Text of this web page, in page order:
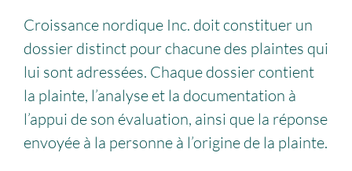
Croissance nordique Inc. doit constituer un
dossier distinct pour chacune des plaintes qui
lui sont adressées. Chaque dossier contient
la plainte, l’analyse et la documentation à
l’appui de son évaluation, ainsi que la réponse
envoyée à la personne à l’origine de la plainte.